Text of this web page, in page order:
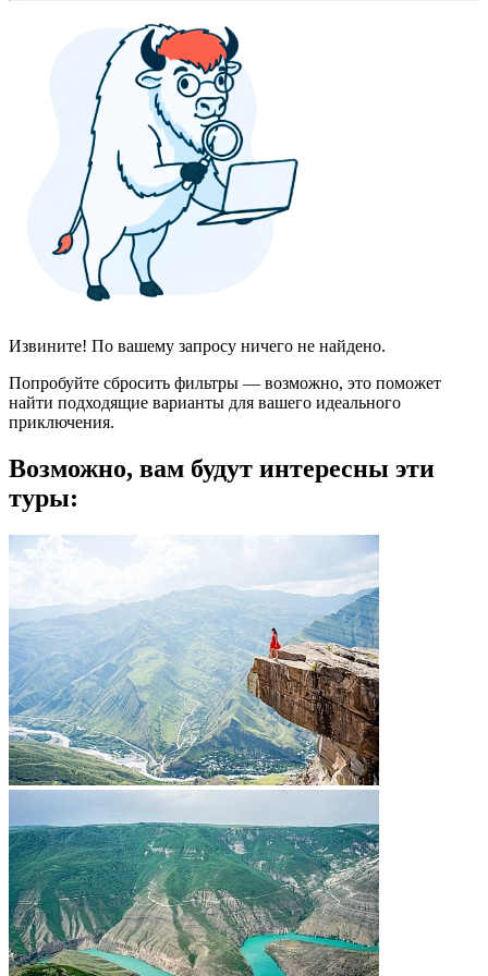
Извините! По вашему запросу ничего не найдено.
Попробуйте сбросить фильтры — возможно, это поможет
найти подходящие варианты для вашего идеального
приключения.
Возможно, вам будут интересны эти
туры: